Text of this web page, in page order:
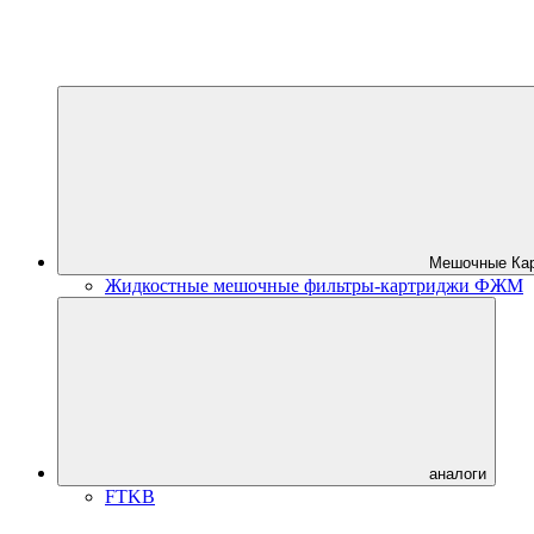
Мешочные
Жидкостные мешочные фильтры-картриджи ФЖМ
аналоги
FTKB